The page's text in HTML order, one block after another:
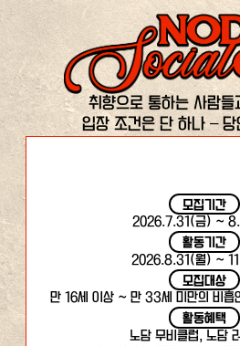
취향으로 통하는 사람
입장 조건은 단 하나 –
모집기간
2026.7.31(금) ~
활동기간
2026.8.31(월) ~
모집대상
만 16세 이상 ~ 만 33세 미만의 비흡
활동혜택
노담 무비클럽, 노담